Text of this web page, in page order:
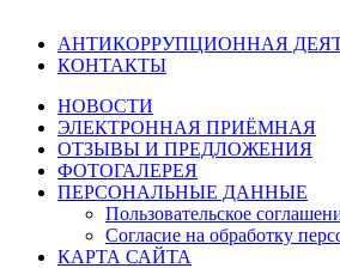
АНТИКОРРУПЦИОННАЯ
КОНТАКТЫ
НОВОСТИ
ЭЛЕКТРОННАЯ ПРИЁМНАЯ
ОТЗЫВЫ И ПРЕДЛОЖЕНИЯ
ФОТОГАЛЕРЕЯ
ПЕРСОНАЛЬНЫЕ ДАННЫЕ
Пользовательское
Согласие на обработку
КАРТА САЙТА